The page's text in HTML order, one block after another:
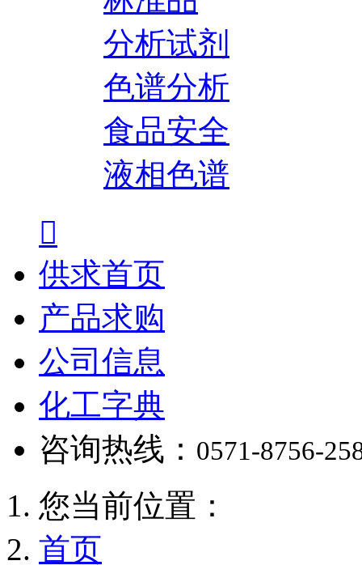
分析试剂
色谱分析
食品安全
液相色谱

供求首页
产品求购
公司信息
化工字典
咨询热线： 0571-8756-
您当前位置：
首页